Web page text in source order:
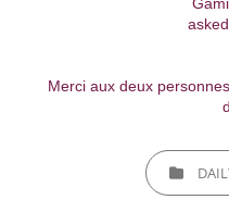
Merci aux deux
CATEGORIES